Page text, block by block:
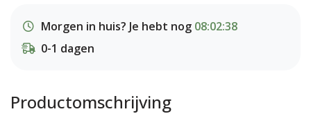
Morgen in huis? Je hebt nog 08:02:38
0-1 dagen
Productomschrijving